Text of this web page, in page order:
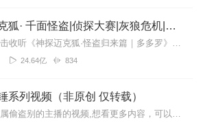
神探迈克狐· 千面怪盗|侦探大赛|灰狼危机|多多罗
新专辑点击收听《神探迈克狐·怪盗归来篇｜多多罗》！！！>>>点击进入主播橱窗购买《神探迈克狐》系列图书吧!<<<多多罗故事【点击前往】收听多多罗其他好玩有趣的故...
24.64亿 834
系列视频（非原创 仅转载）
本专辑纯属偷盗别的主播的视频,想看更多内容，可以去开心锤锤story中看或者在知名网站中去搜索开心锤锤等系锤锤从小被废柴老爹逼着打台球励志学习，考上大学最终功...